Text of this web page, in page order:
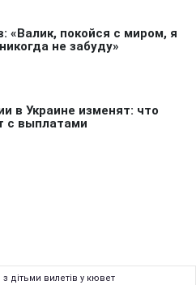
дітьми вилетів у кювет